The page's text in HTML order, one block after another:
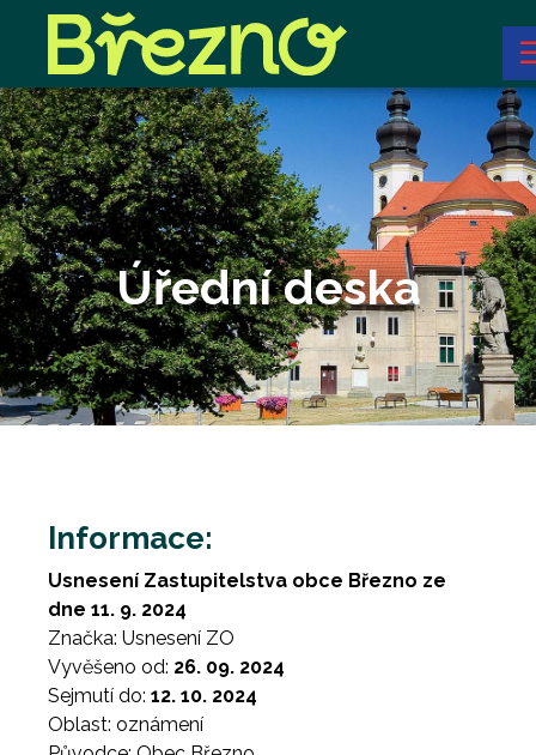
Úřední deska
Informace:
Usnesení Zastupitelstva obce Březno ze
dne 11. 9. 2024
Značka: Usnesení ZO
Vyvěšeno od: 26. 09. 2024
Sejmutí do: 12. 10. 2024
Oblast: oznámení